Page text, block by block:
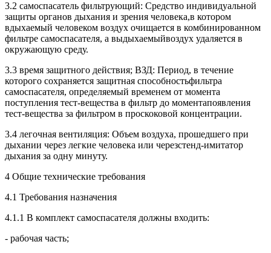
3.2 самоспасатель фильтрующий: Средство индивидуальной
защиты органов дыхания и зрения человека,в котором
вдыхаемый человеком воздух очищается в комбинированном
фильтре самоспасателя, а выдыхаемыйвоздух удаляется в
окружающую среду.
3.3 время защитного действия; ВЗД: Период, в течение
которого сохраняется защитная способностьфильтра
самоспасателя, определяемый временем от момента
поступления тест-вещества в фильтр до моментапоявления
тест-вещества за фильтром в проскоковой концентрации.
3.4 легочная вентиляция: Объем воздуха, прошедшего при
дыхании через легкие человека или черезстенд-имитатор
дыхания за одну минуту.
4 Общие технические требования
4.1 Требования назначения
4.1.1 В комплект самоспасателя должны входить:
- рабочая часть;